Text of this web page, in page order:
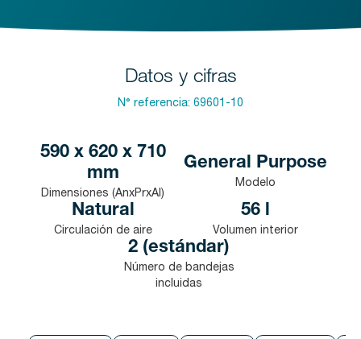
Datos y cifras
N° referencia: 69601-10
590 x 620 x 710
mm
Dimensiones (AnxPrxAl)
General Purpose
Modelo
Natural
Circulación de aire
56 l
Volumen interior
2 (estándar)
Número de bandejas
incluidas